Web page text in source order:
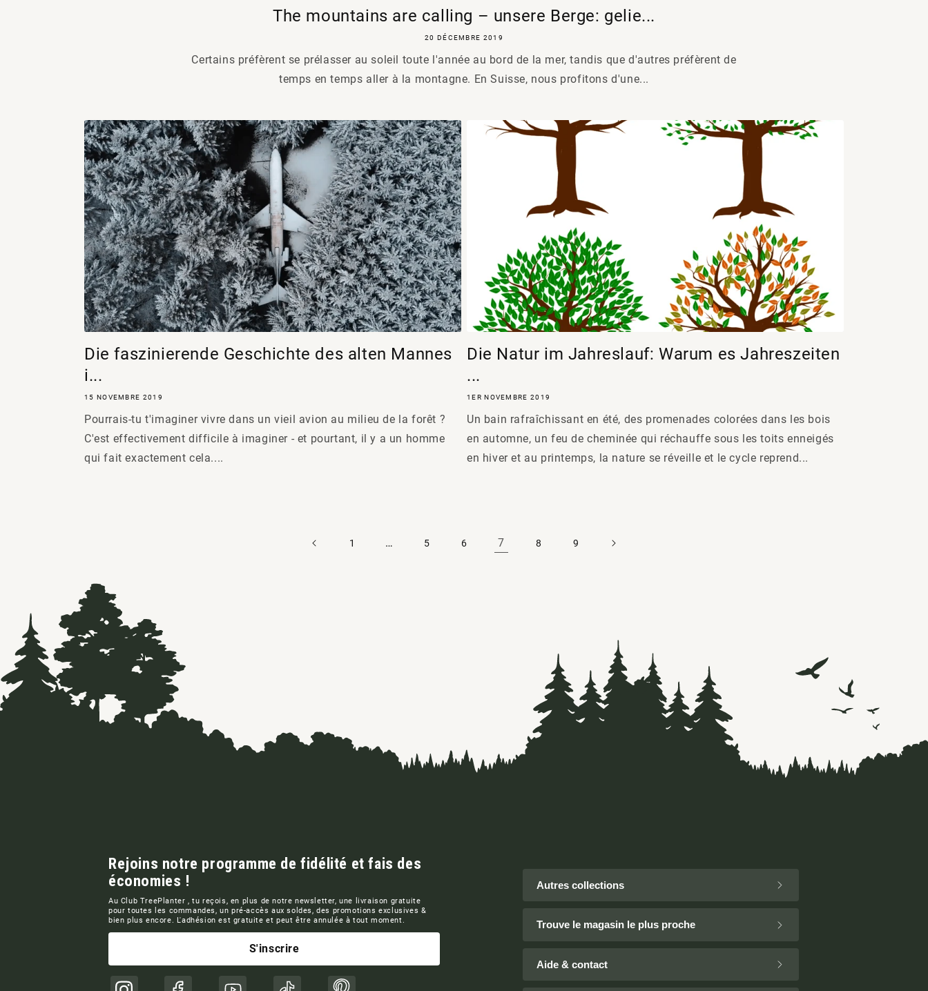
The mountains are calling – unsere Berge: gelie...
20 DÉCEMBRE 2019
Certains préfèrent se prélasser au soleil toute l'année au bord de la mer, tandis que d'autres préfèrent de
temps en temps aller à la montagne. En Suisse, nous profitons d'une...
Die faszinierende Geschichte des alten Mannes
i...
15 NOVEMBRE 2019
Pourrais-tu t'imaginer vivre dans un vieil avion au milieu de la forêt ?
C'est effectivement difficile à imaginer - et pourtant, il y a un homme
qui fait exactement cela....
Die Natur im Jahreslauf: Warum es Jahreszeiten
...
1ER NOVEMBRE 2019
Un bain rafraîchissant en été, des promenades colorées dans les bois
en automne, un feu de cheminée qui réchauffe sous les toits enneigés
en hiver et au printemps, la nature se réveille et le cycle reprend...
1 … 5 6 7 8 9
Rejoins notre programme de fidélité et fais des
économies !
Au Club TreePlanter , tu reçois, en plus de notre newsletter, une livraison gratuite
pour toutes les commandes, un pré-accès aux soldes, des promotions exclusives &
bien plus encore. L'adhésion est gratuite et peut être annulée à tout moment.
S'inscrire
Autres collections
Trouve le magasin le plus proche
Aide & contact